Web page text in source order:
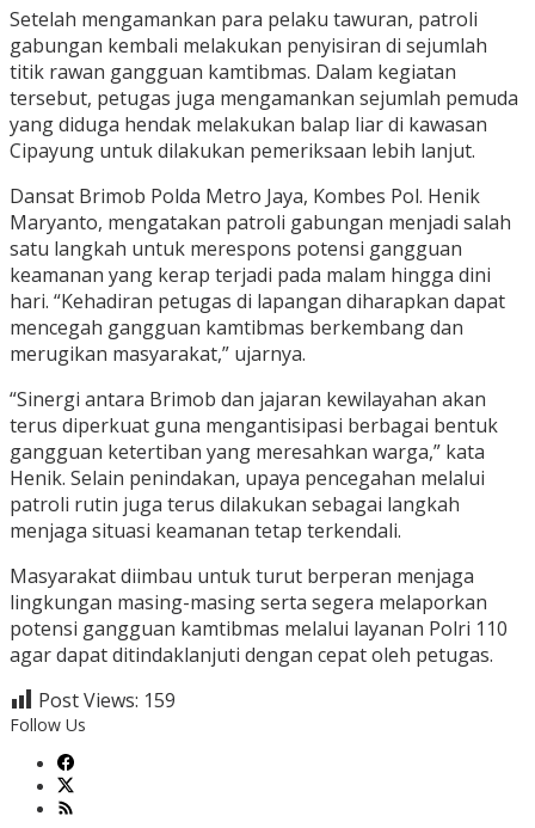
Setelah mengamankan para pelaku tawuran, patroli
gabungan kembali melakukan penyisiran di sejumlah
titik rawan gangguan kamtibmas. Dalam kegiatan
tersebut, petugas juga mengamankan sejumlah pemuda
yang diduga hendak melakukan balap liar di kawasan
Cipayung untuk dilakukan pemeriksaan lebih lanjut.
Dansat Brimob Polda Metro Jaya, Kombes Pol. Henik
Maryanto, mengatakan patroli gabungan menjadi salah
satu langkah untuk merespons potensi gangguan
keamanan yang kerap terjadi pada malam hingga dini
hari. “Kehadiran petugas di lapangan diharapkan dapat
mencegah gangguan kamtibmas berkembang dan
merugikan masyarakat,” ujarnya.
“Sinergi antara Brimob dan jajaran kewilayahan akan
terus diperkuat guna mengantisipasi berbagai bentuk
gangguan ketertiban yang meresahkan warga,” kata
Henik. Selain penindakan, upaya pencegahan melalui
patroli rutin juga terus dilakukan sebagai langkah
menjaga situasi keamanan tetap terkendali.
Masyarakat diimbau untuk turut berperan menjaga
lingkungan masing-masing serta segera melaporkan
potensi gangguan kamtibmas melalui layanan Polri 110
agar dapat ditindaklanjuti dengan cepat oleh petugas.
Post Views: 159
Follow Us